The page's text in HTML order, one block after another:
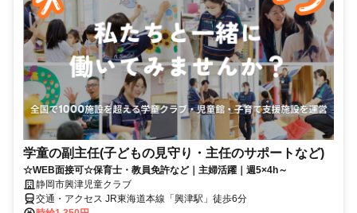
学童の副主任(子どもの見守り・主任のサポートなど)
☆WEB面接可☆保育士・教員免許など｜主婦活躍｜週5×4h～
静岡市興津児童クラブ
交通・アクセス JR東海道本線「興津駅」徒歩6分